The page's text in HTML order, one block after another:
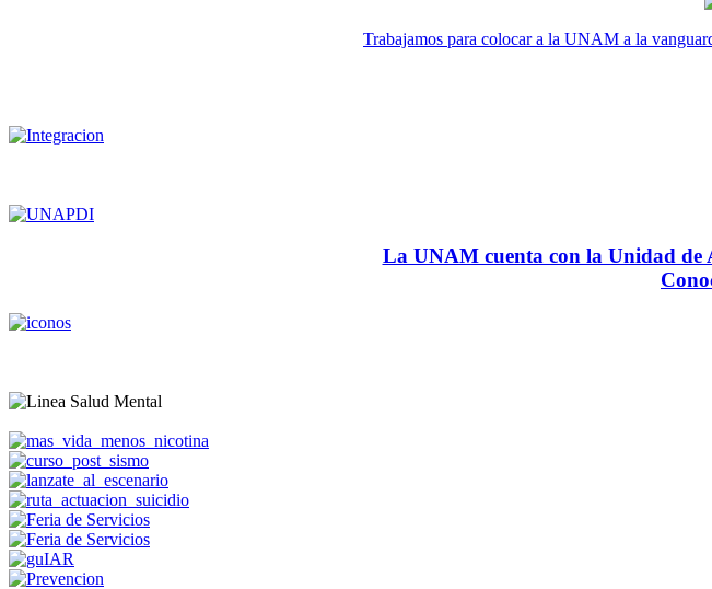
Trabajamos para colocar a la UNAM a la
La UNAM cuenta con la Unidad de